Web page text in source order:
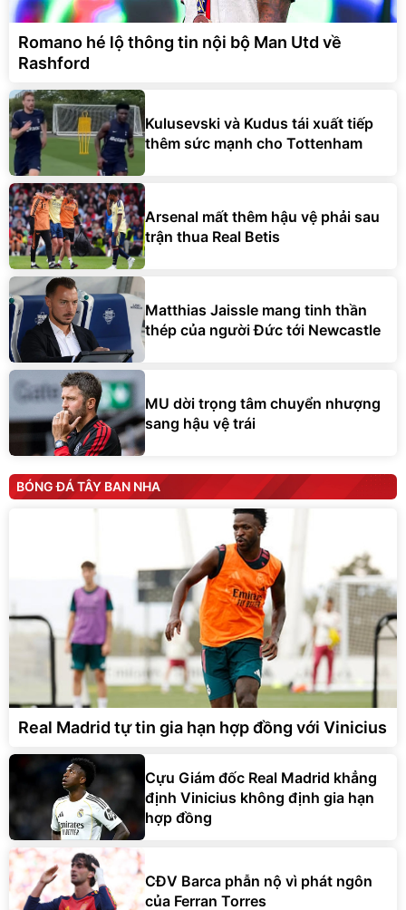
Romano hé lộ thông tin nội bộ Man Utd về
Rashford
Kulusevski và Kudus tái xuất tiếp
thêm sức mạnh cho Tottenham
Arsenal mất thêm hậu vệ phải sau
trận thua Real Betis
Matthias Jaissle mang tinh thần
thép của người Đức tới Newcastle
MU dời trọng tâm chuyển nhượng
sang hậu vệ trái
BÓNG ĐÁ TÂY BAN NHA
Real Madrid tự tin gia hạn hợp đồng với Vinicius
Cựu Giám đốc Real Madrid khẳng
định Vinicius không định gia hạn
hợp đồng
CĐV Barca phẫn nộ vì phát ngôn
của Ferran Torres